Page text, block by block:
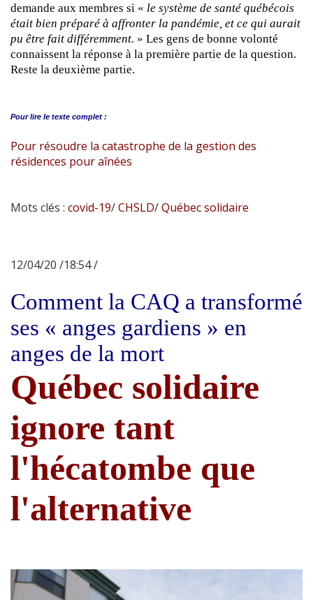
demande aux membres si « le système de santé québécois
était bien préparé à affronter la pandémie, et ce qui aurait
pu être fait différemment. » Les gens de bonne volonté
connaissent la réponse à la première partie de la question.
Reste la deuxième partie.
Pour lire le texte complet :
Pour résoudre la catastrophe de la gestion des
résidences pour aînées
Mots clés : covid-19/CHSLD/Québec solidaire
12/04/20 /18:54 /
Comment la CAQ a transformé
ses « anges gardiens » en
anges de la mort
Québec solidaire
ignore tant
l'hécatombe que
l'alternative